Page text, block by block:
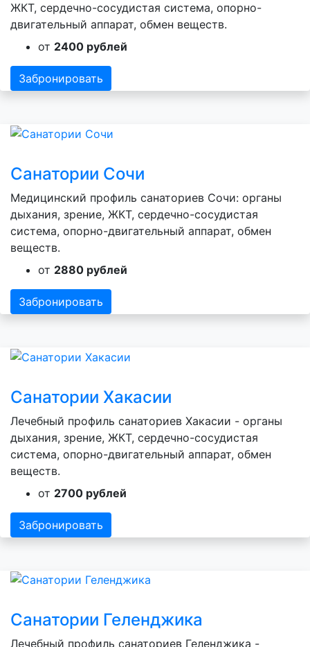
ЖКТ, сердечно-сосудистая система, опорно-
двигательный аппарат, обмен веществ.
от 2400 рублей
Забронировать
Санатории Сочи
Медицинский профиль санаториев Сочи: органы
дыхания, зрение, ЖКТ, сердечно-сосудистая
система, опорно-двигательный аппарат, обмен
веществ.
от 2880 рублей
Забронировать
Санатории Хакасии
Лечебный профиль санаториев Хакасии - органы
дыхания, зрение, ЖКТ, сердечно-сосудистая
система, опорно-двигательный аппарат, обмен
веществ.
от 2700 рублей
Забронировать
Санатории Геленджика
Лечебный профиль санаториев Геленджика -